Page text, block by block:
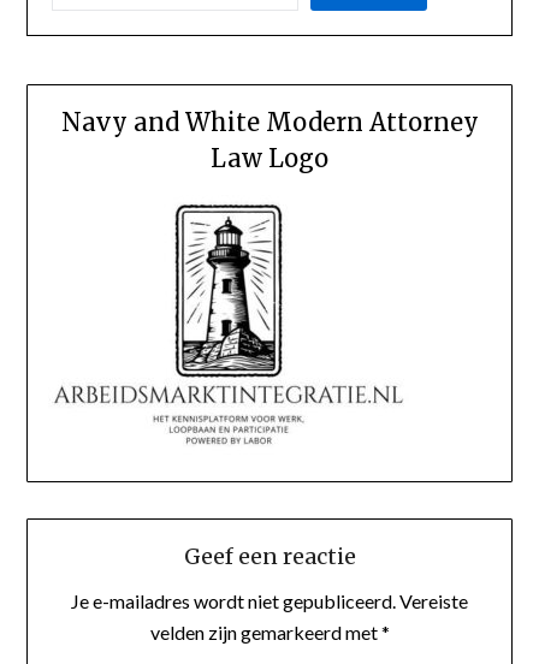
Navy and White Modern Attorney
Law Logo
Geef een reactie
Je e-mailadres wordt niet gepubliceerd. Vereiste
velden zijn gemarkeerd met*